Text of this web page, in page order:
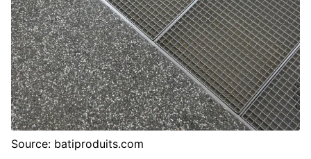
Source: batiproduits.com